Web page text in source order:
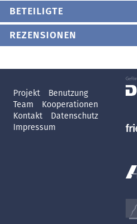
BETEILIGTE
REZENSIONEN
Projekt
Benutzung
Team
Kooperationen
Kontakt
Datenschutz
Impressum